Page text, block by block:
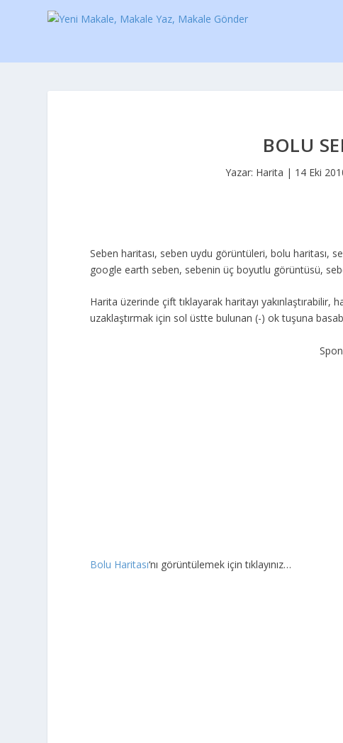
BOLU
Yazar: Harita | 14 Eki
Seben haritası, seben uydu görüntüleri, bolu haritası,
google earth seben, sebenin üç boyutlu görüntüsü,
Harita üzerinde çift tıklayarak haritayı yakınlaştırabilir,
uzaklaştırmak için sol üstte bulunan (-) ok tuşuna
Bolu Haritası‘nı görüntülemek için tıklayınız…